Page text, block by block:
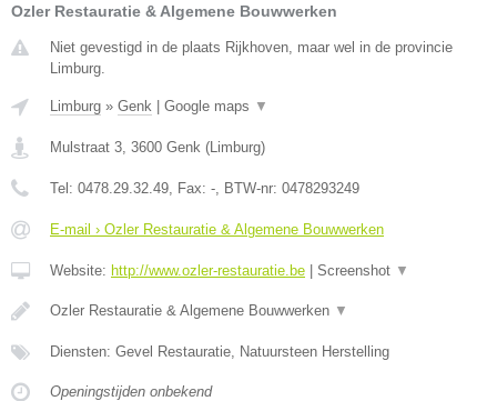
Ozler Restauratie & Algemene Bouwwerken
Niet gevestigd in de plaats Rijkhoven, maar wel in de provincie
Limburg.
Limburg » Genk Google maps ▼
Mulstraat 3 3600 Genk ( Limburg)
Tel: 0478.29.32.49 , Fax: - , BTW-nr: 0478293249
E-mail › Ozler Restauratie & Algemene Bouwwerken
Website: http://www.ozler-restauratie.be Screenshot ▼
Ozler Restauratie & Algemene Bouwwerken ▼
Diensten: Gevel Restauratie, Natuursteen Herstelling
Openingstijden onbekend